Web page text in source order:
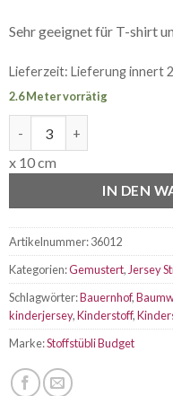
Sehr geeignet für T-shirt
Lieferzeit:Lieferung innert
2.6 Meter vorrätig
x 10 cm
IN DEN
Artikelnummer:36012
Kategorien:Gemustert, Jersey
Schlagwörter:Bauernhof,
kinderjersey,Kinderstoff,
Marke:Stoffstübli Budget